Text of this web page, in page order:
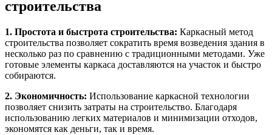
строительства
1. Простота и быстрота строительства: Каркасный метод
строительства позволяет сократить время возведения здания в
несколько раз по сравнению с традиционными методами. Уже
готовые элементы каркаса доставляются на участок и быстро
собираются.
2. Экономичность: Использование каркасной технологии
позволяет снизить затраты на строительство. Благодаря
использованию легких материалов и минимизации отходов,
экономятся как деньги, так и время.